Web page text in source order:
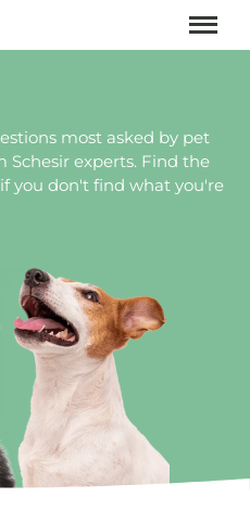
most asked by pet
Schesir experts. Find the
you don't find what you're